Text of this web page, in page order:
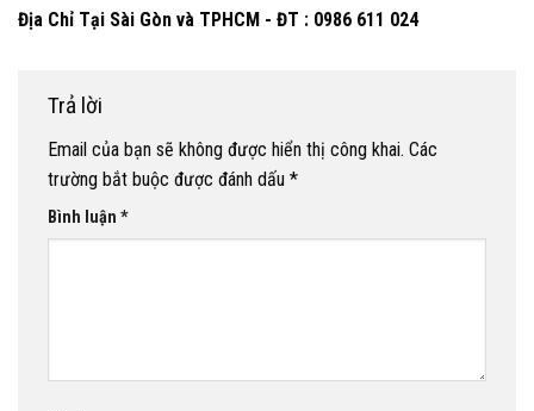
Địa Chỉ Tại Sài Gòn và TPHCM - ĐT : 0986 611 024
Trả lời
Email của bạn sẽ không được hiển thị công khai. Các
trường bắt buộc được đánh dấu *
Bình luận *